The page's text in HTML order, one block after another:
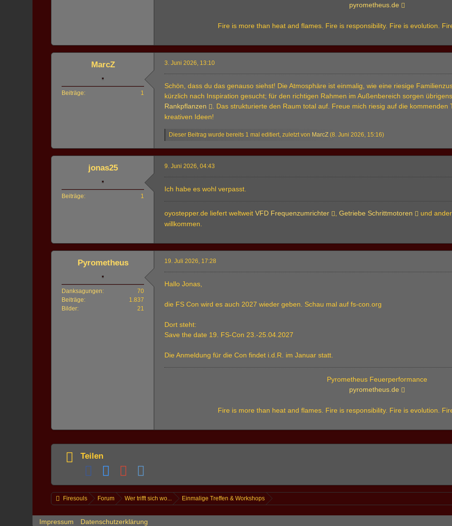
pyrometheus.de
Fire is more than heat and flames. Fire is responsibility. Fire is evolution.
MarcZ
Beiträge 1
3. Juni 2026, 13:10
Schön, dass du das genauso siehst! Die Atmosphäre ist einmalig, wie eine riesige
kürzlich nach Inspiration gesucht; für den richtigen Rahmen im Außenbereich sorgen
Rankpflanzen
. Das strukturierte den Raum total auf. Freue mich riesig auf die
kreativen Ideen!
Dieser Beitrag wurde bereits 1 mal editiert, zuletzt von MarcZ (8. Juni 2026, 15:16)
jonas25
Beiträge 1
9. Juni 2026, 04:43
Ich habe es wohl verpasst.
oyostepper.de liefert weltweitVFD Frequenzumrichter ,Getriebe Schrittmotoren
und
willkommen.
Pyrometheus
Danksagungen
70
Beiträge
1.837
Bilder
21
19. Juli 2026, 17:28
Hallo Jonas,
die FS Con wird es auch 2027 wieder geben. Schau mal auf fs-con.org
Dort steht:
Save the date 19. FS-Con 23.-25.04.2027
Die Anmeldung für die Con findet i.d.R. im Januar statt.
Pyrometheus Feuerperformance
pyrometheus.de
Fire is more than heat and flames. Fire is responsibility. Fire is evolution.
Teilen
Firesouls Forum Wer trifft sich wo... Einmalige Treffen & Workshops
Impressum Datenschutzerklärung